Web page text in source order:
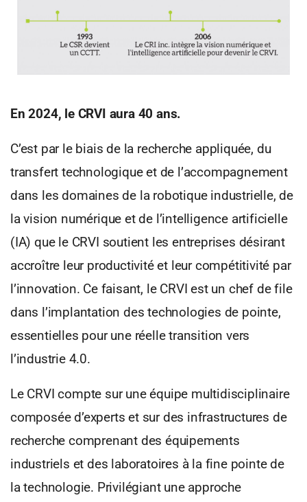
En 2024, le CRVI aura 40 ans.
C’est par le biais de la recherche appliquée, du
transfert technologique et de l’accompagnement
dans les domaines de la robotique industrielle, de
la vision numérique et de l’intelligence artificielle
(IA) que le CRVI soutient les entreprises désirant
accroître leur productivité et leur compétitivité par
l’innovation. Ce faisant, le CRVI est un chef de file
dans l’implantation des technologies de pointe,
essentielles pour une réelle transition vers
l’industrie 4.0.
Le CRVI compte sur une équipe multidisciplinaire
composée d’experts et sur des infrastructures de
recherche comprenant des équipements
industriels et des laboratoires à la fine pointe de
la technologie. Privilégiant une approche